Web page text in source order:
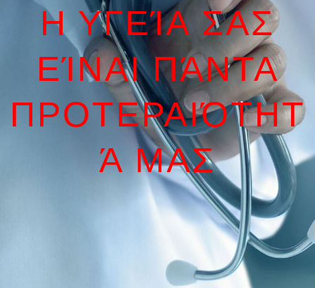
Η ΥΓΕΊΑ ΣΑΣ
ΕΊΝΑΙ ΠΆΝΤΑ
ΠΡΟΤΕΡΑΙΌΤΗΤ
Ά ΜΑΣ